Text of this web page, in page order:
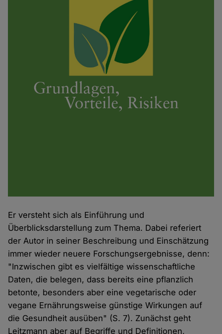
Er versteht sich als Einführung und
Überblicksdarstellung zum Thema. Dabei referiert
der Autor in seiner Beschreibung und Einschätzung
immer wieder neuere Forschungsergebnisse, denn:
"Inzwischen gibt es vielfältige wissenschaftliche
Daten, die belegen, dass bereits eine pflanzlich
betonte, besonders aber eine vegetarische oder
vegane Ernährungsweise günstige Wirkungen auf
die Gesundheit ausüben" (S. 7). Zunächst geht
Leitzmann aber auf Begriffe und Definitionen,